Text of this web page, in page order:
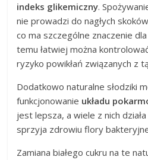
indeks glikemiczny.
nie prowadzi do nagłych
co ma szczególne znaczenie
temu łatwiej można
ryzyko powikłań związanych z
Dodatkowo naturalne słodziki
funkcjonowanie układu
jest lepsza, a wiele z nich działa
sprzyja zdrowiu flory
Zamiana białego cukru na te